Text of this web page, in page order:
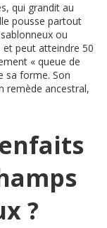
qui grandit au
pousse partout
ou
et peut atteindre 50
« queue de
sa forme. Son
remède ancestral,
?